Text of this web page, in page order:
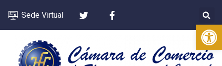
Sede Virtual